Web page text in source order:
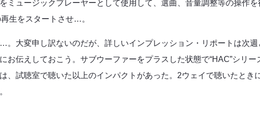
ミュージックプレーヤーとして使用して、選曲、音量調整等の操作を
生をスタートさせ…。
。大変申し訳ないのだが、詳しいインプレッション・リポートは次週
お伝えしておこう。サブウーファーをプラスした状態で“HAC”シリー
、試聴室で聴いた以上のインパクトがあった。2ウェイで聴いたとき